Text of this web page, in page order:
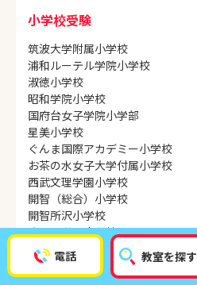
電話 教室を探す
小学校受験
筑波大学附属小学校
浦和ルーテル学院小学校
淑徳小学校
昭和学院小学校
国府台女子学院小学部
星美小学校
ぐんま国際アカデミー小学校
お茶の水女子大学付属小学校
西武文理学園小学校
開智（総合）小学校
開智所沢小学校
さとえ学園小学校
江戸川取手学園小学校
日本女子大付属豊明小学校
日出学園小学校